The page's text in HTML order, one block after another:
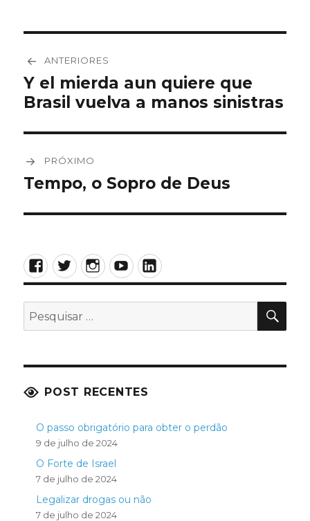
de
Post
ANTERIORES
Post
anterior:
Y el mierda aun quiere que
Brasil vuelva a manos sinistras
PRÓXIMO
Próximo
Tempo, o Sopro de Deus
Facebook
TwitterInstagram
YouTubeLinkedIn
Pesquisar
POST RECENTES
O passo obrigatório para obter o perdão
9 de julho de 2024
O Forte de Israel
7 de julho de 2024
Legalizar drogas ou não
7 de julho de 2024